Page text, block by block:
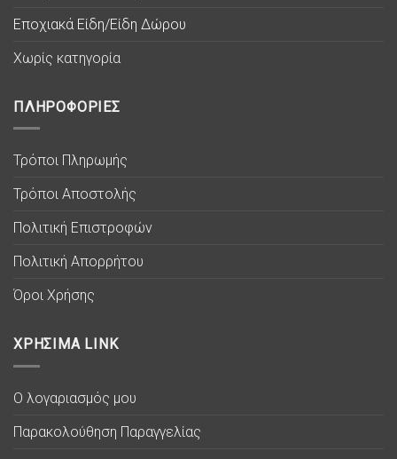
Εποχιακά Είδη/Είδη Δώρου
Χωρίς κατηγορία
ΠΛΗΡΟΦΟΡΙΕΣ
Τρόποι Πληρωμής
Τρόποι Αποστολής
Πολιτική Επιστροφών
Πολιτική Απορρήτου
Όροι Χρήσης
ΧΡΗΣΙΜΑ LINK
Ο λογαριασμός μου
Παρακολούθηση Παραγγελίας